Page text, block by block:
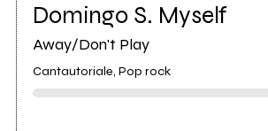
Domingo S. Myself
Away/Don't Play
Cantautoriale, Pop rock